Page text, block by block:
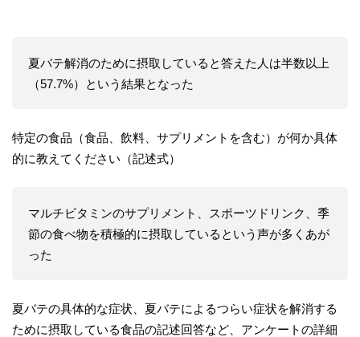
夏バテ解消のために摂取していると答えた人は半数以上
（57.7%）という結果となった
特定の食品（食品、飲料、サプリメントを含む）が何か具体
的に教えてください（記述式）
マルチビタミンのサプリメント、スポーツドリンク、季
節の食べ物を積極的に摂取しているという声が多くあが
った
夏バテの具体的な症状、夏バテによるつらい症状を解消する
ために摂取している食品の記述回答など、アンケートの詳細